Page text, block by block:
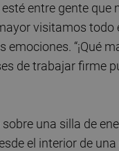
entre gente que
visitamos todo
“¡Qué
de trabajar firme
una silla de
el interior de